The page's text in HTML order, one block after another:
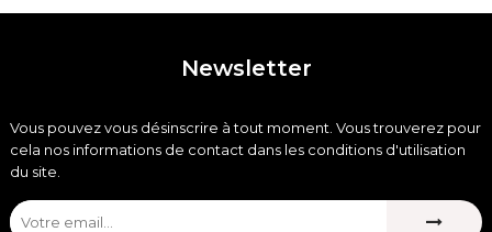
Newsletter
Vous pouvez vous désinscrire à tout moment. Vous trouverez pour
cela nos informations de contact dans les conditions d'utilisation
du site.